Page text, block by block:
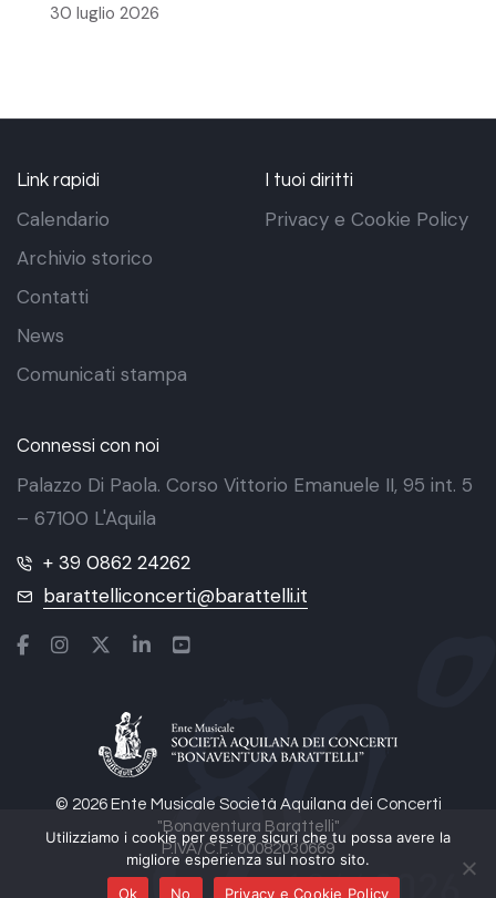
30 luglio 2026
© 2026 Ente Musicale Società Aquilana dei Concerti
"Bonaventura Barattelli"
P.IVA/C.F.: 00082030669
Link rapidi
Calendario
Archivio storico
Contatti
News
Comunicati stampa
I tuoi diritti
Privacy e Cookie Policy
Connessi con noi
Palazzo Di Paola. Corso Vittorio Emanuele II, 95 int. 5
– 67100 L'Aquila
+ 39 0862 24262
barattelliconcerti@barattelli.it
Utilizziamo i cookie per essere sicuri che tu possa avere la
migliore esperienza sul nostro sito.
Ok
No Privacy e Cookie Policy